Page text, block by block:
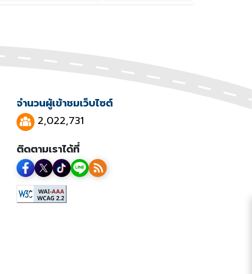
จำนวนผู้เข้าชมเว็บไซต์
2,022,731
ติดตามเราได้ที่